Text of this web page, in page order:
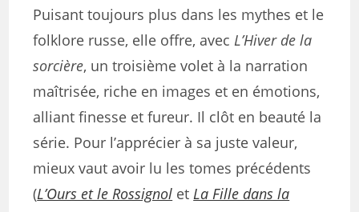
Puisant toujours plus dans les mythes et le
folklore russe, elle offre, avecL’Hiver de la
sorcière, un troisième volet à la narration
maîtrisée, riche en images et en émotions,
alliant finesse et fureur. Il clôt en beauté la
série. Pour l’apprécier à sa juste valeur,
mieux vaut avoir lu les tomes précédents
(L’Ours et le Rossignol etLa Fille dans la